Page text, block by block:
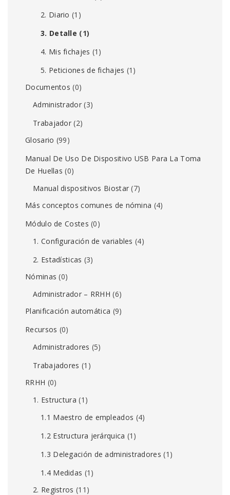
2. Diario (1)
3. Detalle (1)
4. Mis fichajes (1)
5. Peticiones de fichajes (1)
Documentos (0)
Administrador(3)
Trabajador (2)
Glosario (99)
Manual De Uso De Dispositivo USB Para La Toma
De Huellas (0)
Manual dispositivos Biostar (7)
Más conceptos comunes de nómina (4)
Módulo de Costes (0)
1. Configuración de variables (4)
2. Estadísticas (3)
Nóminas (0)
Administrador – RRHH (6)
Planificación automática (9)
Recursos (0)
Administradores (5)
Trabajadores (1)
RRHH (0)
1. Estructura (1)
1.1 Maestro de empleados (4)
1.2 Estructura jerárquica (1)
1.3 Delegación de administradores (1)
1.4 Medidas (1)
2. Registros (11)